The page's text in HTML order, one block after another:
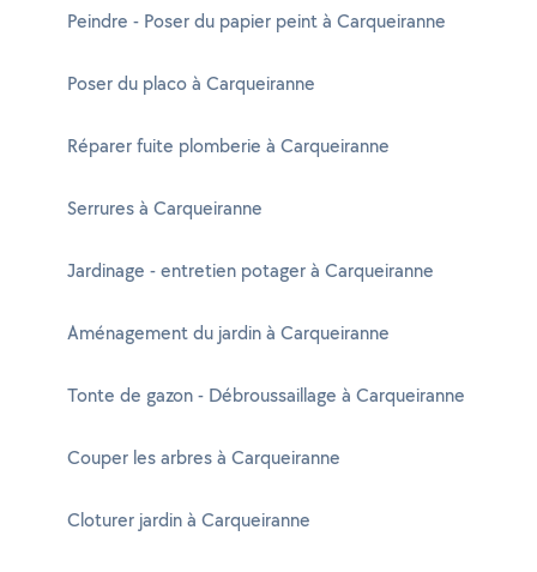
Peindre - Poser du papier peint à Carqueiranne
Poser du placo à Carqueiranne
Réparer fuite plomberie à Carqueiranne
Serrures à Carqueiranne
Jardinage - entretien potager à Carqueiranne
Aménagement du jardin à Carqueiranne
Tonte de gazon - Débroussaillage à Carqueiranne
Couper les arbres à Carqueiranne
Cloturer jardin à Carqueiranne